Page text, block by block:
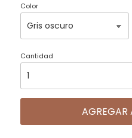
Color
Cantidad
AGREGAR